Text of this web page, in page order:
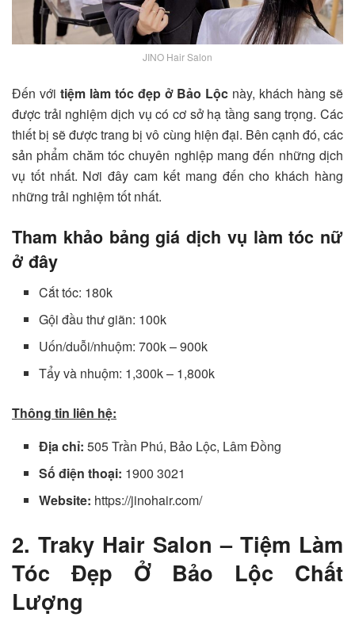
JINO Hair Salon
Đến với tiệm làm tóc đẹp ở Bảo Lộc này, khách hàng sẽ
được trải nghiệm dịch vụ có cơ sở hạ tầng sang trọng. Các
thiết bị sẽ được trang bị vô cùng hiện đại. Bên cạnh đó, các
sản phẩm chăm tóc chuyên nghiệp mang đến những dịch
vụ tốt nhất. Nơi đây cam kết mang đến cho khách hàng
những trải nghiệm tốt nhất.
Tham khảo bảng giá dịch vụ làm tóc nữ
ở đây
Cắt tóc: 180k
Gội đầu thư giãn: 100k
Uốn/duỗi/nhuộm: 700k – 900k
Tẩy và nhuộm: 1,300k – 1,800k
Thông tin liên hệ:
Địa chỉ:505 Trần Phú, Bảo Lộc, Lâm Đồng
Số điện thoại: 1900 3021
Website: https://jinohair.com/
2. Traky Hair Salon – Tiệm Làm
Tóc Đẹp Ở Bảo Lộc Chất
Lượng